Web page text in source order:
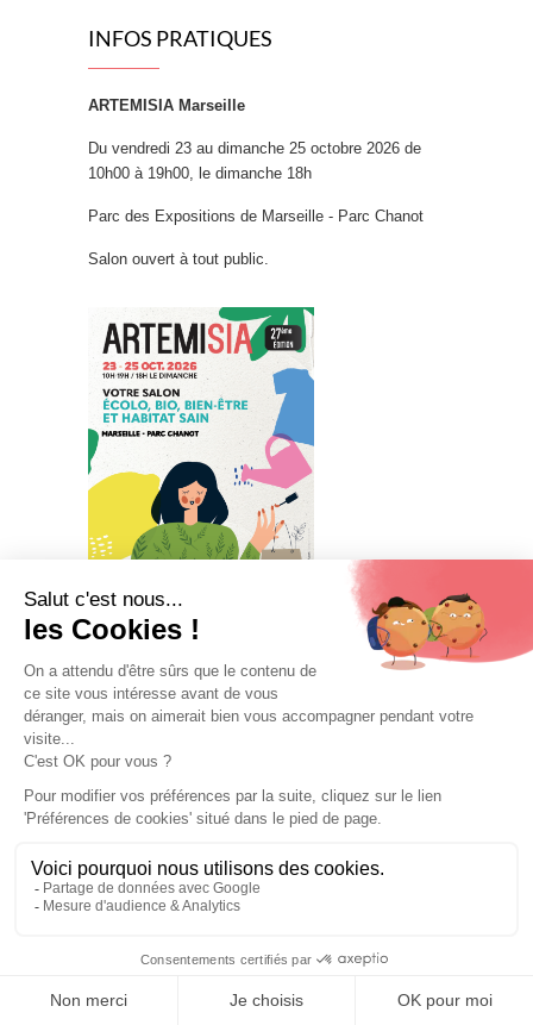
INFOS PRATIQUES
ARTEMISIA Marseille
Du vendredi 23 au dimanche 25 octobre 2026 de
10h00 à 19h00, le dimanche 18h
Parc des Expositions de Marseille - Parc Chanot
Salon ouvert à tout public.
VISITER EXPOSER PROGRAMME
PRESSE
INFOS PRATIQUES
Mentions légales et données personnelles
salon ARTEMISIA – Marseille 2022 © SPAS